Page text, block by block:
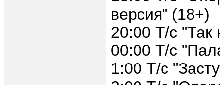
версия" (18+)
20:00 Т/с "Так
00:00 Т/с
1:00 Т/с